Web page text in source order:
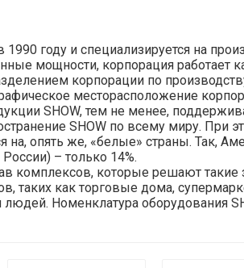
году и специализируется на
мощности, корпорация работает
корпорации по
месторасположение
SHOW, тем не менее,
SHOW по всему миру. При
опять же, «белые» страны. Так,
– только 14%.
комплексов, которые решают такие
таких как торговые дома,
Номенклатура оборудования